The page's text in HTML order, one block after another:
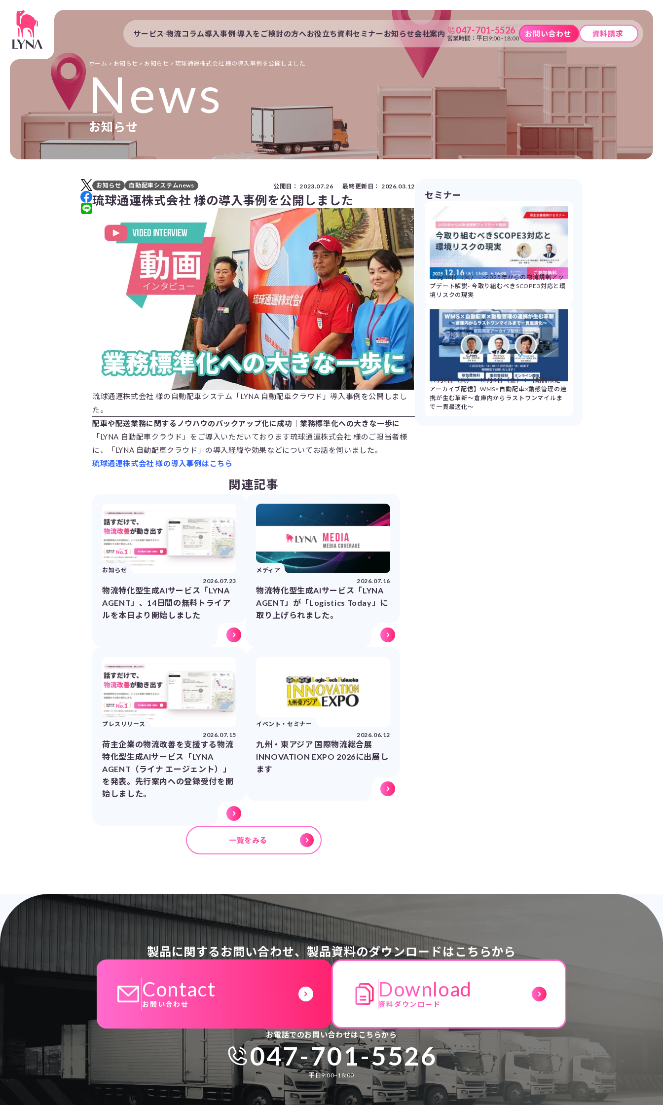
サービス
サービストップ
自動配車システム
発着管理オプション
訪問計画
物流拠点最適化
開発者向けサービス
物流コラム導入事例
導入事例
導入企業一覧
導入をご検討の方へお役立ち資料セミナーお知らせ会社案内
会社概要
私たちの想い
採用情報
047-701-5526
営業時間：平日9:00~18:00 お問い合わせ 資料請求
News
お知らせ
ホーム > お知らせ > お知らせ > 琉球通運株式会社 様の導入事例を公開しました
お知らせ 自動配車システムnews 公開日： 2023.07.26 最終更新日： 2026.03.12
琉球通運株式会社 様の導入事例を公開しました
琉球通運株式会社 様の自動配車システム「LYNA 自動配車クラウド」導入事例を公開しまし
た。
配車や配送業務に関するノウハウのバックアップ化に成功｜業務標準化への大きな一歩に
「LYNA 自動配車クラウド」をご導入いただいております琉球通運株式会社 様のご担当者様
に、「LYNA 自動配車クラウド」の導入経緯や効果などについてお話を伺いました。
琉球通運株式会社 様の導入事例はこちら
関連記事
お知らせ
2026.07.23
物流特化型生成AIサービス「LYNA
AGENT」、14日間の無料トライア
ルを本日より開始しました
メディア
2026.07.16
物流特化型生成AIサービス「LYNA
AGENT」が「Logistics Today」に
取り上げられました。
プレスリリース
2026.07.15
荷主企業の物流改善を支援する物流
特化型生成AIサービス「LYNA
AGENT（ライナ エージェント）」
を発表。先行案内への登録受付を開
始しました。
イベント・セミナー
2026.06.12
九州・東アジア 国際物流総合展
INNOVATION EXPO 2026に出展し
ます
一覧をみる
セミナー
12月16日（火）：-2025年からの物流規制アッ
プデート解説- 今取り組むべきSCOPE3対応と環
境リスクの現実
12月2日（火）～12月5日（金）：【期間限定
アーカイブ配信】WMS×自動配車×動態管理の連
携が生む革新～倉庫内からラストワンマイルま
で一貫最適化～
製品に関するお問い合わせ、製品資料のダウンロードはこちらから
Contact
お問い合わせ
Download
資料ダウンロード
お電話でのお問い合わせはこちらから
047-701-5526
平日9:00~18:00